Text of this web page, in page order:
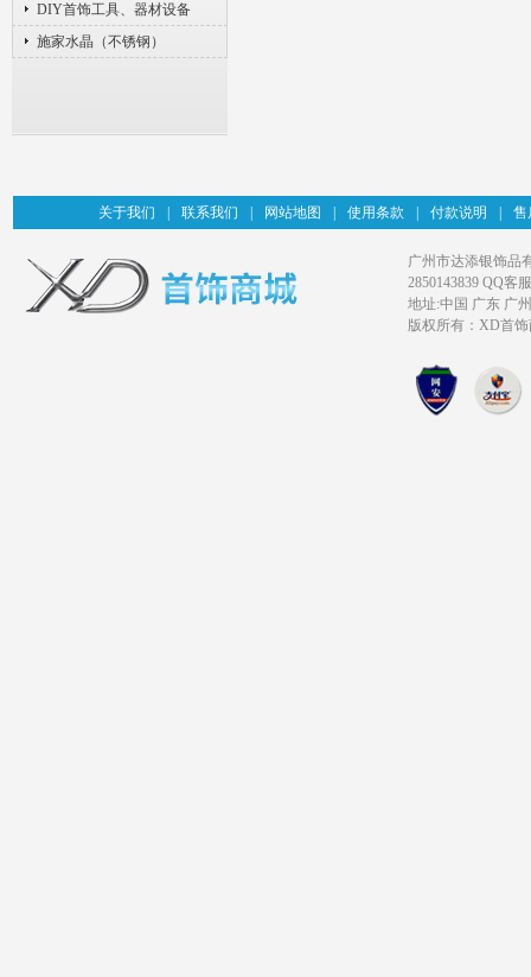
DIY首饰工具、器材设备
施家水晶（不锈钢）
关于我们 联系我们 网站地图 使用条款 付款说明 售
广州市达添银饰品
2850143839 QQ客
地址:中国 广东 广
版权所有：XD首